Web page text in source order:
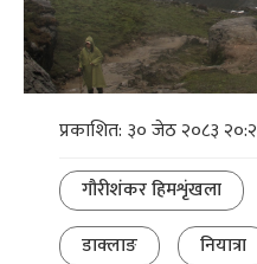
प्रकाशित: ३० जेठ २०८३
गौरीशंकर हिमशृंखला
डाक्लाङ
नियात्रा